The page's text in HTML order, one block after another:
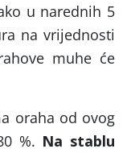
u narednih 5
na vrijednosti
muhe će
oraha od ovog
%. Na stablu